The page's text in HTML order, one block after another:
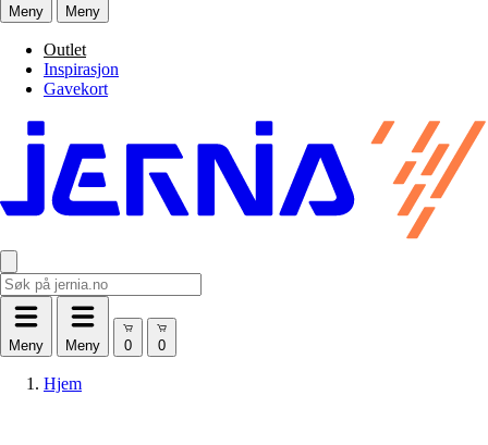
Meny Meny
Outlet
Inspirasjon
Gavekort
Meny Meny
Hjem